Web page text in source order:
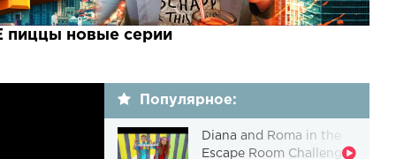
новые серии
Популярное:
Diana and Roma in the
Escape Room Challenge